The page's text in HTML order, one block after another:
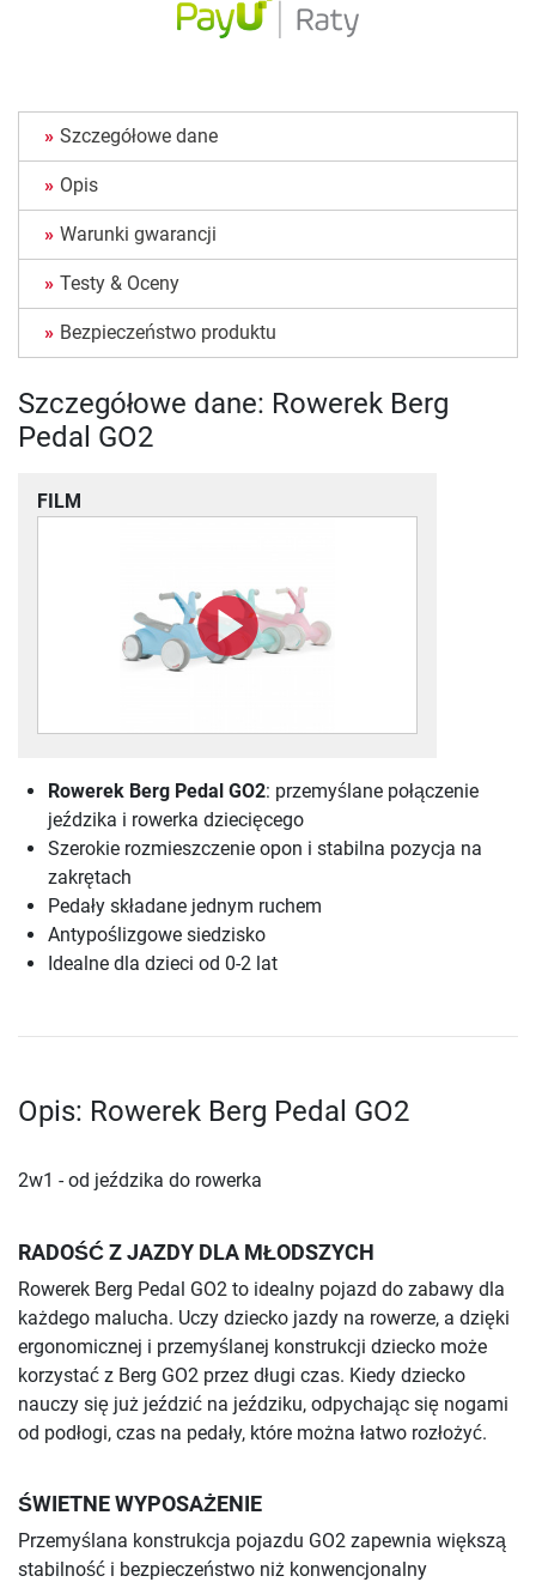
Szczegółowe dane
Opis
Warunki gwarancji
Testy & Oceny
Bezpieczeństwo produktu
Szczegółowe dane: Rowerek Berg
Pedal GO2
FILM
Rowerek Berg Pedal GO2: przemyślane połączenie
jeździka i rowerka dziecięcego
Szerokie rozmieszczenie opon i stabilna pozycja na
zakrętach
Pedały składane jednym ruchem
Antypoślizgowe siedzisko
Idealne dla dzieci od 0-2 lat
Opis: Rowerek Berg Pedal GO2
2w1 - od jeździka do rowerka
RADOŚĆ Z JAZDY DLA MŁODSZYCH
Rowerek Berg Pedal GO2 to idealny pojazd do zabawy dla
każdego malucha. Uczy dziecko jazdy na rowerze, a dzięki
ergonomicznej i przemyślanej konstrukcji dziecko może
korzystać z Berg GO2 przez długi czas. Kiedy dziecko
nauczy się już jeździć na jeździku, odpychając się nogami
od podłogi, czas na pedały, które można łatwo rozłożyć.
ŚWIETNE WYPOSAŻENIE
Przemyślana konstrukcja pojazdu GO2 zapewnia większą
stabilność i bezpieczeństwo niż konwencjonalny